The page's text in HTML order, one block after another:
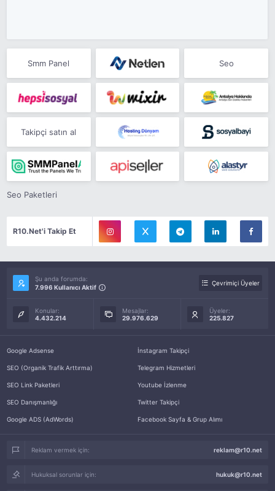
Smm Panel Seo
Takipçi satın al
Seo Paketleri
R10.Net'i Takip Et
Şu anda forumda:
7.996 Kullanıcı Aktif
Çevrimiçi Üyeler
Konular:
4.432.214
Mesajlar:
29.976.629
Üyeler:
225.827
Google Adsense
SEO (Organik Trafik Arttırma)
SEO Link Paketleri
SEO Danışmanlığı
Google ADS (AdWords)
İnstagram Takipçi
Telegram Hizmetleri
Youtube İzlenme
Twitter Takipçi
Facebook Sayfa & Grup Alımı
Reklam vermek için: reklam@r10.net
Hukuksal sorunlar için: hukuk@r10.net